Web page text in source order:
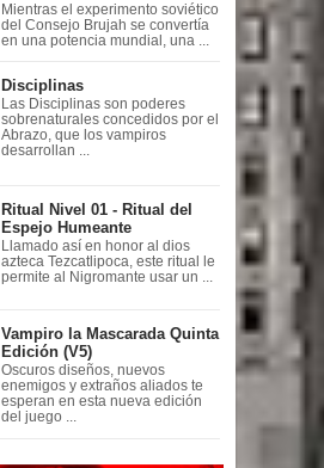
Mientras el experimento soviético
del Consejo Brujah se convertía
en una potencia mundial, una ...
Disciplinas
Las Disciplinas son poderes
sobrenaturales concedidos por el
Abrazo, que los vampiros
desarrollan ...
Ritual Nivel 01 - Ritual del
Espejo Humeante
Llamado así en honor al dios
azteca Tezcatlipoca, este ritual le
permite al Nigromante usar un ...
Vampiro la Mascarada Quinta
Edición (V5)
Oscuros diseños, nuevos
enemigos y extraños aliados te
esperan en esta nueva edición
del juego ...